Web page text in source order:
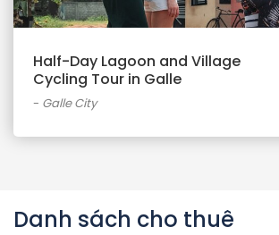
Half-Day Lagoon and Village
Cycling Tour in Galle
- Galle City
Danh sách cho thuê